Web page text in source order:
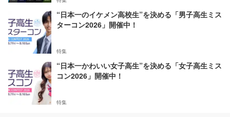
“日本一のイケメン高校生”を決める「男子高生ミス
ターコン2026」開催中！
特集
“日本一かわいい女子高生”を決める「女子高生ミス
コン2026」開催中！
特集